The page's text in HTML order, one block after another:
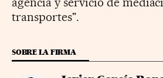
transportes".
SOBRE LA FIRMA